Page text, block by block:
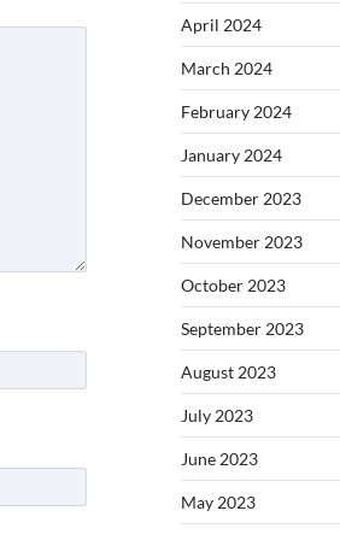
April 2024
March 2024
February 2024
January 2024
December 2023
November 2023
October 2023
September 2023
August 2023
July 2023
June 2023
May 2023